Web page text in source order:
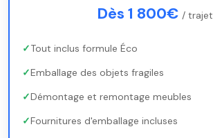
Dès 1 800€ / trajet
Tout inclus formule Éco
Emballage des objets fragiles
Démontage et remontage meubles
Fournitures d'emballage incluses